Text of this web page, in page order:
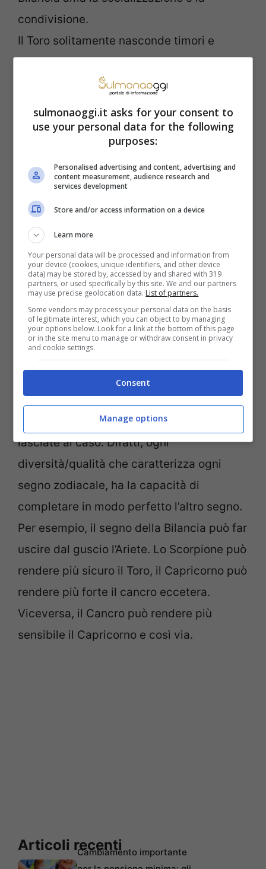
condivisione.
Il Toro solitamente nasconde timori e
insicurezze, mentre lo Scorpione è
temerario e ama il rischio.
Il Gemelli è caratterizzato da doppia
personalità, il Sagittario invece è un segno
saggio e determinato.
Il Cancro è un segno sensibile, il
Capricorno è maggiormente razionale.
Il segno della Vergine è caratterizzato da
perfezione e ambizione, il Pesci al
contrario, è un segno sognatore e poco
pratico.
L’Acquario è un sognatore ma ha tanti
progetti in cantiere, il Leone è un leader
nato e sa come raggiungere i suoi
Queste coppie di segni zodiacali opposti
hanno caratteristiche differenti ma non
lasciate al caso. Difatti, ogni
diversità/qualità che caratterizza ogni
segno zodiacale, ha la capacità di
completare in modo perfetto l’altro segno.
Per esempio, il segno della Bilancia può far
uscire dal guscio l’Ariete. Lo Scorpione può
rendere più sicuro il Toro, il Capricorno può
rendere più forte il cancro eccetera.
Viceversa, il Cancro può rendere più
sensibile il Capricorno e così via.
Articoli recentiCambiamento importante
sulmonaoggi.it asks for your consent to
use your personal data for the following
purposes:
Personalised advertising and content, advertising and
content measurement, audience research and
services development
Store and/or access information on a device
Learn more
Your personal data will be processed and information from
your device (cookies, unique identifiers, and other device
data) may be stored by, accessed by and shared with 319
partners, or used specifically by this site. We and our partners
may use precise geolocation data. List of partners.
Some vendors may process your personal data on the basis
of legitimate interest, which you can object to by managing
your options below. Look for a link at the bottom of this page
or in the site menu to manage or withdraw consent in privacy
and cookie settings.
Consent
Manage options